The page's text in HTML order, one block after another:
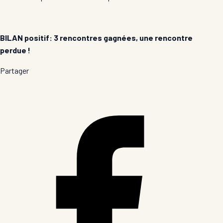
BILAN positif: 3 rencontres gagnées, une rencontre
perdue !
Partager